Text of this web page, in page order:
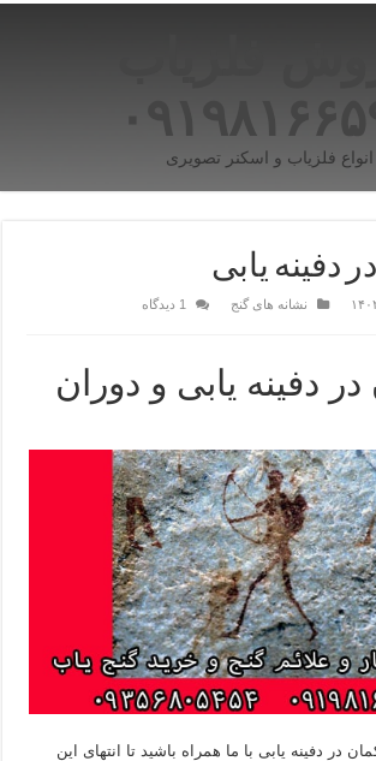
انواع فلزیاب و اسکنر تصویری
دفینه یابی
نشانه های گنج
1 دیدگاه
در دفینه یابی و دوران
در دفینه یابی با ما همراه باشید تا انتهای این